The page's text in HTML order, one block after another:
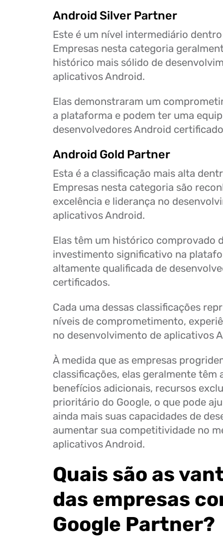
Android Silver Partner
Este é um nível intermediário
Empresas nesta categoria
histórico mais sólido de
aplicativos Android.
Elas demonstraram um
a plataforma e podem ter uma
desenvolvedores Android
Android Gold Partner
Esta é a classificação mais alta
Empresas nesta categoria são
excelência e liderança no
aplicativos Android.
Elas têm um histórico comprovado
investimento significativo na
altamente qualificada de
certificados.
Cada uma dessas classificações
níveis de comprometimento,
no desenvolvimento de aplicativos
À medida que as empresas
classificações, elas geralmente têm
benefícios adicionais, recursos
prioritário do Google, o que pode
ainda mais suas capacidades de
aumentar sua competitividade no
aplicativos Android.
Quais são as
das empresas
Google Partner?